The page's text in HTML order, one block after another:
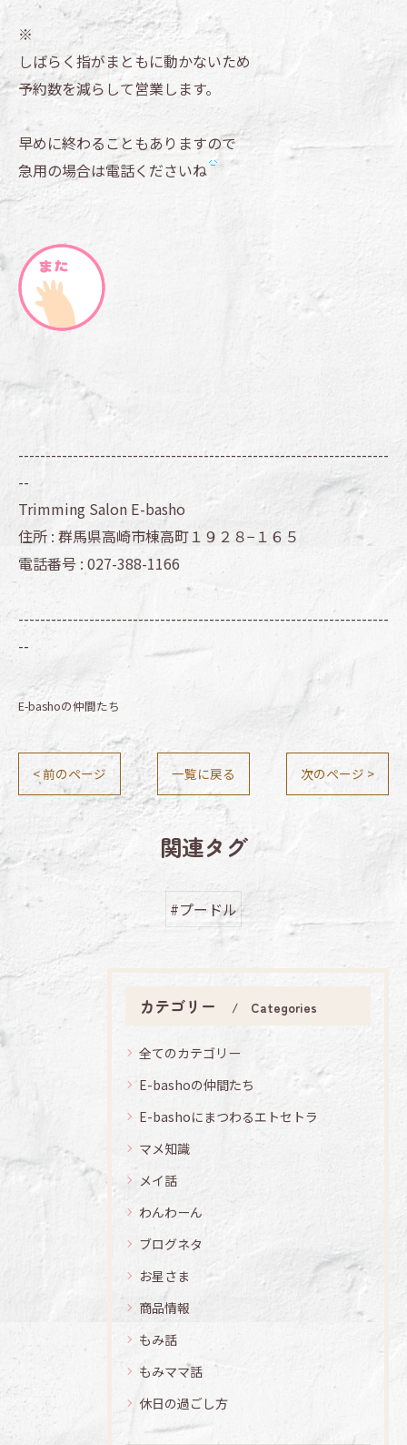
※
しばらく指がまともに動かないため
予約数を減らして営業します。
早めに終わることもありますので
急用の場合は電話くださいね
--------------------------------------------------------------------
--
Trimming Salon E-basho
住所 : 群馬県高崎市棟高町１９２８−１６５
電話番号 : 027-388-1166
--------------------------------------------------------------------
--
E-bashoの仲間たち
< 前のページ 一覧に戻る 次のページ >
関連タグ
#プードル
カテゴリー Categories
全てのカテゴリー
E-bashoの仲間たち
E-bashoにまつわるエトセトラ
マメ知識
メイ話
わんわーん
ブログネタ
お星さま
商品情報
もみ話
もみママ話
休日の過ごし方